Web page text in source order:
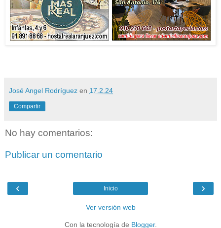
José Angel Rodríguez en 17.2.24
Compartir
No hay comentarios:
Publicar un comentario
‹ ›
Inicio
Ver versión web
Con la tecnología de Blogger.